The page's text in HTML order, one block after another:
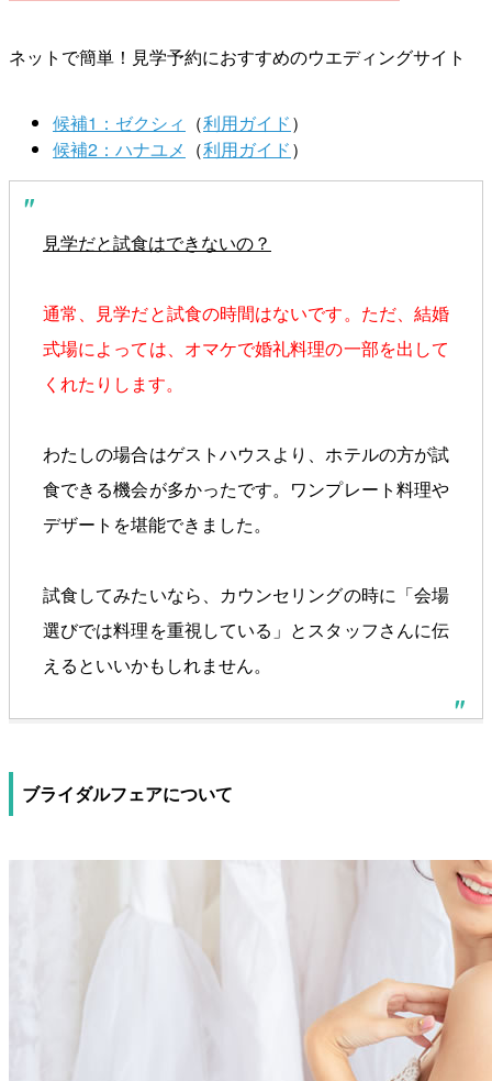
ネットで簡単！見学予約におすすめのウエディングサイト
候補1：ゼクシィ （利用ガイド）
候補2：ハナユメ （利用ガイド）
見学だと試食はできないの？
通常、見学だと試食の時間はないです。ただ、結婚
式場によっては、オマケで婚礼料理の一部を出して
くれたりします。
わたしの場合はゲストハウスより、ホテルの方が試
食できる機会が多かったです。ワンプレート料理や
デザートを堪能できました。
試食してみたいなら、カウンセリングの時に「会場
選びでは料理を重視している」とスタッフさんに伝
えるといいかもしれません。
ブライダルフェアについて